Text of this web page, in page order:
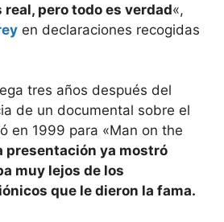
real, pero todo es verdad«,
en declaraciones recogidas
tres años después del
de un documental sobre el
en 1999 para «Man on the
presentación ya mostró
muy lejos de los
que le dieron la fama.